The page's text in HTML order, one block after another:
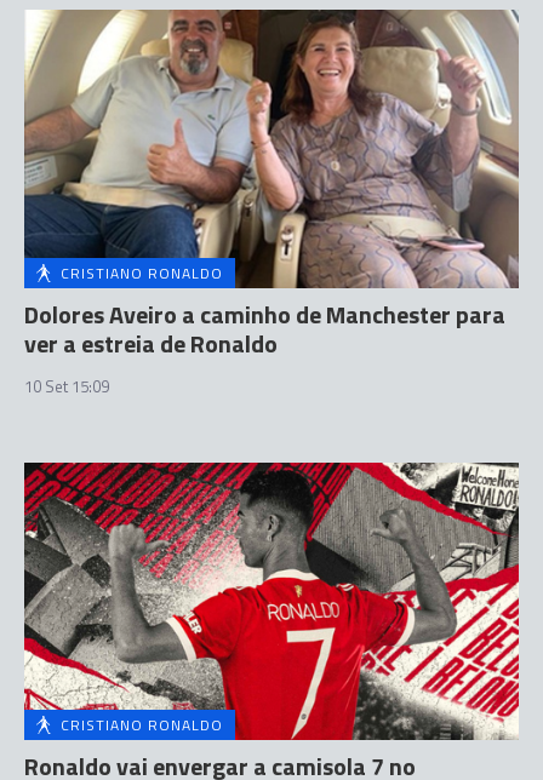
CRISTIANO RONALDO
Dolores Aveiro a caminho de Manchester para
ver a estreia de Ronaldo
10 Set 15:09
CRISTIANO RONALDO
Ronaldo vai envergar a camisola 7 no